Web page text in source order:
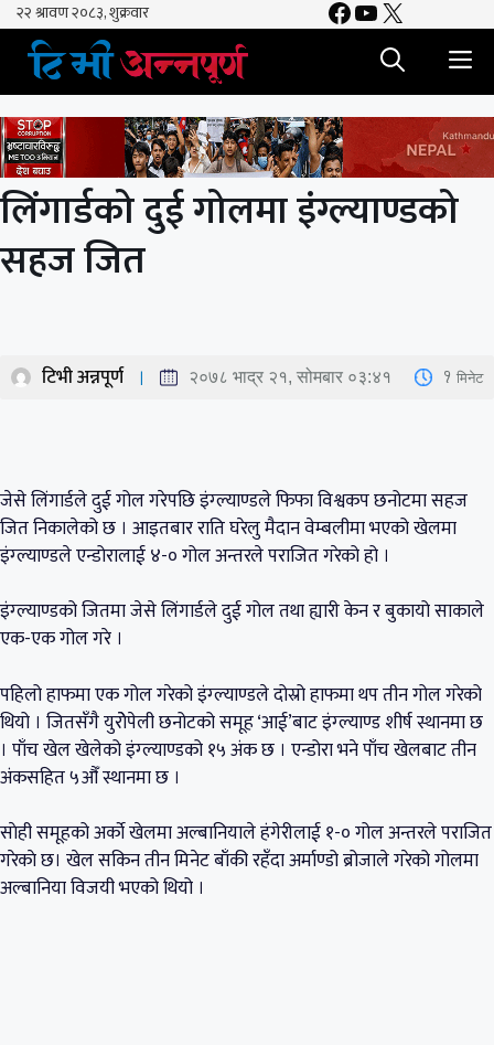
Skip
content
Facebook
YouTube
X
लिंगार्डको दुई गोलमा इंग्ल्याण्डको
सहज जित
टिभी अन्नपूर्ण २०७८ भाद्र २१, सोमबार ०३:४१ 1 मिनेट
जेसे लिंगार्डले दुई गोल गरेपछि इंग्ल्याण्डले फिफा विश्वकप छनोटमा सहज
जित निकालेको छ । आइतबार राति घरेलु मैदान वेम्बलीमा भएको खेलमा
इंग्ल्याण्डले एन्डोरालाई ४-० गोल अन्तरले पराजित गरेको हो ।
इंग्ल्याण्डको जितमा जेसे लिंगार्डले दुई गोल तथा ह्यारी केन र बुकायो साकाले
एक-एक गोल गरे ।
पहिलो हाफमा एक गोल गरेको इंग्ल्याण्डले दोस्रो हाफमा थप तीन गोल गरेको
थियो । जितसँगै युरोेपेली छनोटको समूह ‘आई’बाट इंग्ल्याण्ड शीर्ष स्थानमा छ
। पाँच खेल खेलेको इंग्ल्याण्डको १५ अंक छ । एन्डोरा भने पाँच खेलबाट तीन
अंकसहित ५औँ स्थानमा छ ।
साेही समूहको अर्काे खेलमा अल्बानियाले हंगेरीलाई १-० गोल अन्तरले पराजित
गरेकाे छ। खेल सकिन तीन मिनेट बाँकी रहँदा अर्माण्डो ब्रोजाले गरेको गोलमा
अल्बानिया विजयी भएको थियो ।